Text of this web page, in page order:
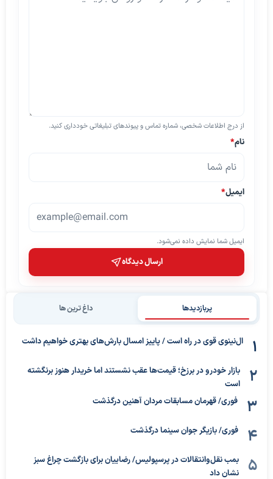
از درج اطلاعات شخصی، شماره تماس و پیوندهای تبلیغاتی خودداری کنید.
نام*
ایمیل*
ایمیل شما نمایش داده نمی‌شود.
ارسال دیدگاه
پربازدیدها داغ ترین ها
ال‌نینوی قوی در راه است / پاییز امسال بارش‌های بهتری خواهیم داشت
بازار خودرو در برزخ؛ قیمت‌ها عقب نشستند اما خریدار هنوز برنگشته
است
فوری/ قهرمان مسابقات مردان آهنین درگذشت
فوری/ بازیگر جوان سینما درگذشت
بمب نقل‌وانتقالات در پرسپولیس/ رضاییان برای بازگشت چراغ سبز
نشان داد